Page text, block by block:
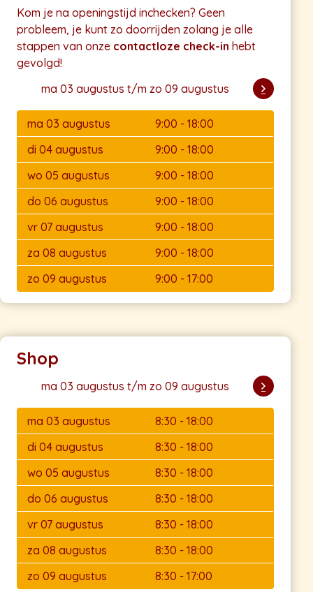
Kom je na openingstijd inchecken? Geen
probleem, je kunt zo doorrijden zolang je alle
stappen van onze contactloze check-in hebt
gevolgd!
ma 03 augustus t/m zo 09 augustus
ma 03 augustus
9:00 - 18:00
di 04 augustus
9:00 - 18:00
wo 05 augustus
9:00 - 18:00
do 06 augustus
9:00 - 18:00
vr 07 augustus
9:00 - 18:00
za 08 augustus
9:00 - 18:00
zo 09 augustus
9:00 - 17:00
Shop
ma 03 augustus t/m zo 09 augustus
ma 03 augustus
8:30 - 18:00
di 04 augustus
8:30 - 18:00
wo 05 augustus
8:30 - 18:00
do 06 augustus
8:30 - 18:00
vr 07 augustus
8:30 - 18:00
za 08 augustus
8:30 - 18:00
zo 09 augustus
8:30 - 17:00